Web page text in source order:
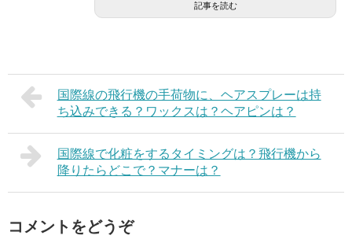
記事を読む
国際線の飛行機の手荷物に、ヘアスプレーは持
ち込みできる？ワックスは？ヘアピンは？
国際線で化粧をするタイミングは？飛行機から
降りたらどこで？マナーは？
コメントをどうぞ